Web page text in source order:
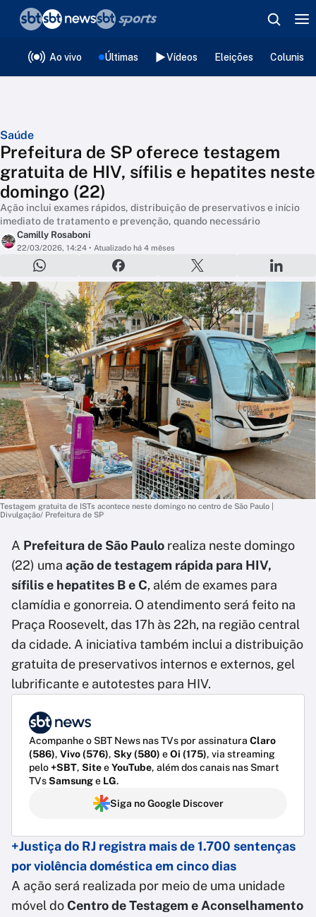
Ao vivo Últimas Vídeos Eleições
Saúde
Prefeitura de SP oferece testagem
gratuita de HIV, sífilis e hepatites neste
domingo (22)
Ação inclui exames rápidos, distribuição de preservativos e início
imediato de tratamento e prevenção, quando necessário
Camilly Rosaboni
22/03/2026, 14:24 • Atualizado há 4 mêses
Testagem gratuita de ISTs acontece neste domingo no centro de São Paulo |
Divulgação/ Prefeitura de SP
A Prefeitura de São Paulo realiza neste domingo
(22) uma ação de testagem rápida para HIV,
sífilis e hepatites B e C, além de exames para
clamídia e gonorreia. O atendimento será feito na
Praça Roosevelt, das 17h às 22h, na região central
da cidade. A iniciativa também inclui a distribuição
gratuita de preservativos internos e externos, gel
lubrificante e autotestes para HIV.
Acompanhe o SBT News nas TVs por assinatura Claro
(586), Vivo (576), Sky (580) eOi (175), via streaming
pelo+SBT, SiteeYouTube, além dos canais nas Smart
TVsSamsunge LG.
Siga no Google Discover
+Justiça do RJ registra mais de 1.700 sentenças
por violência doméstica em cinco dias
A ação será realizada por meio de uma unidade
móvel doCentro de Testagem e Aconselhamento
❮voltar
Editorias